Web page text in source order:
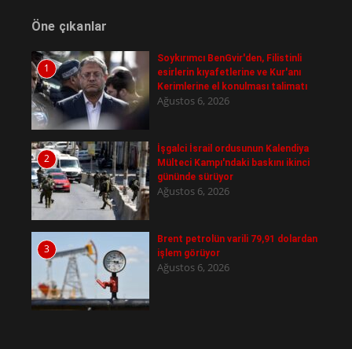
Öne çıkanlar
1
Soykırımcı BenGvir'den, Filistinli
esirlerin kıyafetlerine ve Kur'anı
Kerimlerine el konulması talimatı
Ağustos 6, 2026
2
İşgalci İsrail ordusunun Kalendiya
Mülteci Kampı'ndaki baskını ikinci
gününde sürüyor
Ağustos 6, 2026
3
Brent petrolün varili 79,91 dolardan
işlem görüyor
Ağustos 6, 2026